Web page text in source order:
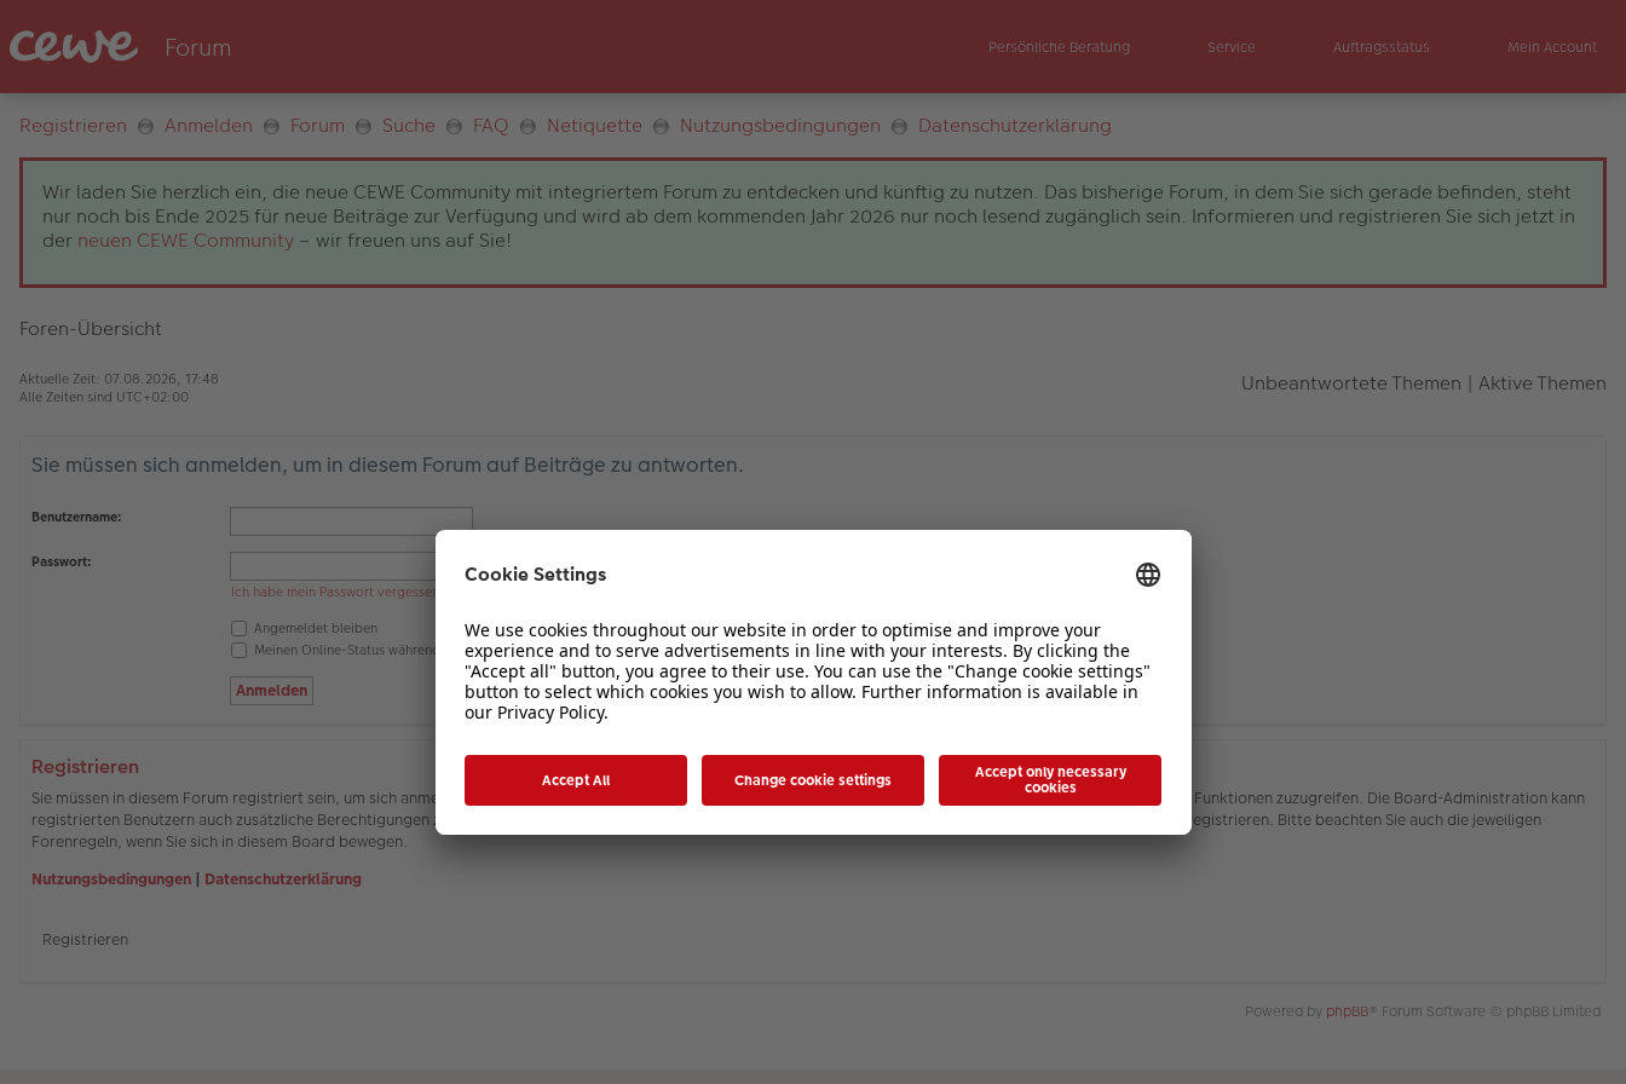
Persönliche Beratung Service Auftragsstatus Mein Account
Registrieren Anmelden Forum Suche FAQ Netiquette Nutzungsbedingungen Datenschutzerklärung
Wir laden Sie herzlich ein, die neue CEWE Community mit integriertem Forum zu entdecken und künftig zu nutzen. Das bisherige Forum, in dem Sie sich gerade befinden, steht
nur noch bis Ende 2025 für neue Beiträge zur Verfügung und wird ab dem kommenden Jahr 2026 nur noch lesend zugänglich sein. Informieren und registrieren Sie sich jetzt in
der neuen CEWE Community – wir freuen uns auf Sie!
Foren-Übersicht
Aktuelle Zeit: 07.08.2026, 17:48
Alle Zeiten sind UTC+02:00 Unbeantwortete Themen | Aktive Themen
Sie müssen sich anmelden, um in diesem Forum auf Beiträge zu antworten.
Benutzername:
Passwort:
Ich habe mein Passwort vergessen
Angemeldet bleiben
Meinen Online-Status während dieser Sitzung verbergen
Registrieren
Sie müssen in diesem Forum registriert sein, um sich anmelden zu können. Die Registrierung ist in wenigen Augenblicken erledigt und ermöglicht es Ihnen, auf weitere Funktionen zuzugreifen. Die Board-Administration kann
registrierten Benutzern auch zusätzliche Berechtigungen zuweisen. Beachten Sie bitte unsere Nutzungsbedingungen und die verwandten Regelungen, bevor Sie sich registrieren. Bitte beachten Sie auch die jeweiligen
Forenregeln, wenn Sie sich in diesem Board bewegen.
Nutzungsbedingungen | Datenschutzerklärung
Registrieren
Powered by phpBB® Forum Software © phpBB Limited